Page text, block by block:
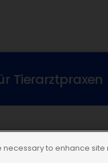
Tierarztpraxen
to enhance